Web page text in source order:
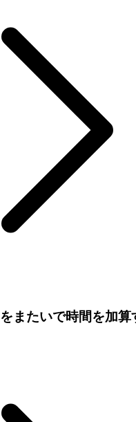
またいで時間を加算